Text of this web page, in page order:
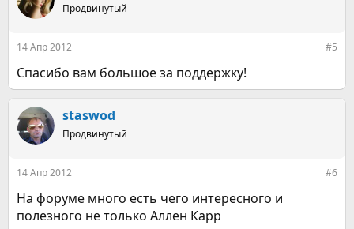
и
Продвинутый
14 Апр 2012 #5
Спасибо вам большое за поддержку!
staswod
Продвинутый
14 Апр 2012 #6
На форуме много есть чего интересного и
полезного не только Аллен Карр